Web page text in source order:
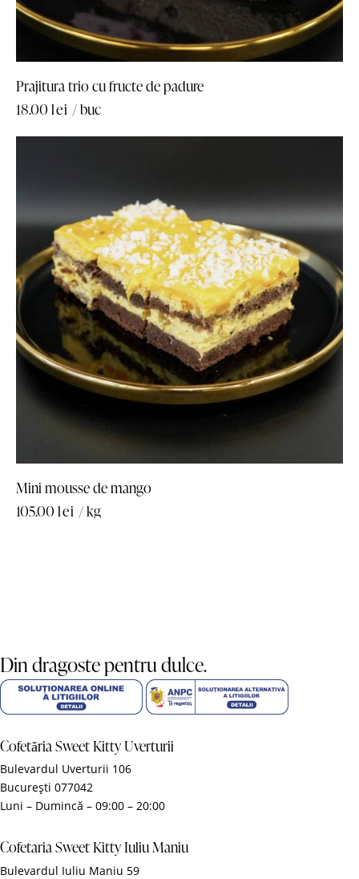
Prajitura trio cu fructe de padure
18.00 lei / buc
Mini mousse de mango
105.00 lei / kg
Din dragoste pentru dulce.
Cofetăria Sweet Kitty Uverturii
Bulevardul Uverturii 106
București 077042
Luni – Dumincă – 09:00 – 20:00
Cofetaria Sweet Kitty Iuliu Maniu
Bulevardul Iuliu Maniu 59